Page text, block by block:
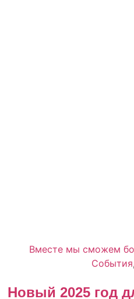
Вместе мы сможем
События,
Новый 2025 год